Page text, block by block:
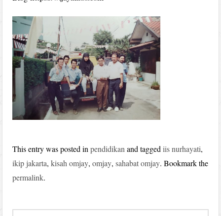
This entry was posted inpendidikanand taggediis nurhayati,
ikip jakarta,kisah omjay,omjay,sahabat omjay. Bookmark the
permalink.